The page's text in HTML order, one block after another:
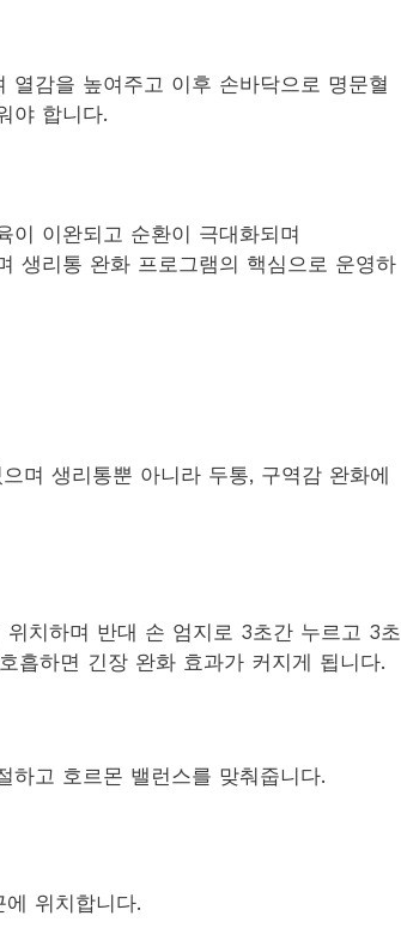
감을 높여주고 이후 손바닥으로 명문혈
야 합니다.
이 이완되고 순환이 극대화되며
생리통 완화 프로그램의 핵심으로 운영하
며 생리통뿐 아니라 두통, 구역감 완화에
치하며 반대 손 엄지로 3초간 누르고 3초
흡하면 긴장 완화 효과가 커지게 됩니다.
하고 호르몬 밸런스를 맞춰줍니다.
위치합니다.